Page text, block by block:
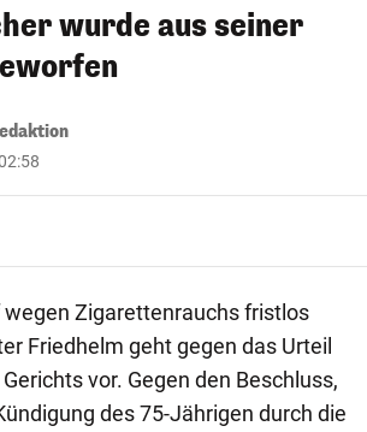
wurde aus seiner
wegen Zigarettenrauchs fristlos
Friedhelm geht gegen das Urteil
vor. Gegen den Beschluss,
des 75-Jährigen durch die